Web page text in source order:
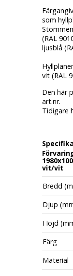
som
(RAL
ljusblå
vit (RAL
Den här
art.nr.
Tidigare
vit/vit
Bredd
Djup
Höjd
Färg
Material